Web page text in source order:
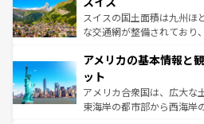
を参照してほしい。
ドイツ情報はコンテンツ一
ティー、ビール好きにはた
戦など、本場だからこそで
ンツ一覧を参照してほしい
スイスの国土面積は九州ほ
な交通網が整備されており
の建物がそのまま残る町や
博物館もあり、アルプス観
ことができる。国民の所得
者向けの交通パス提供のサ
アメリカの基本情報と
ット
アメリカ合衆国は、広大な
東海岸の都市部から西海岸